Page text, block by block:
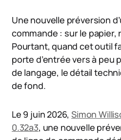
Une nouvelle préversion
commande : sur le papier,
Pourtant, quand cet outil
porte d’entrée vers à peu
de langage, le détail
de fond.
Le 9 juin 2026,Simon
0.32a3, une nouvelle